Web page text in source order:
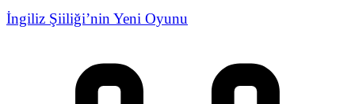
İngiliz Şiiliği’nin Yeni Oyunu